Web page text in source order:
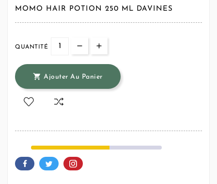
MOMO HAIR POTION 250 ML DAVINES
QUANTITÉ
 Ajouter Au Panier